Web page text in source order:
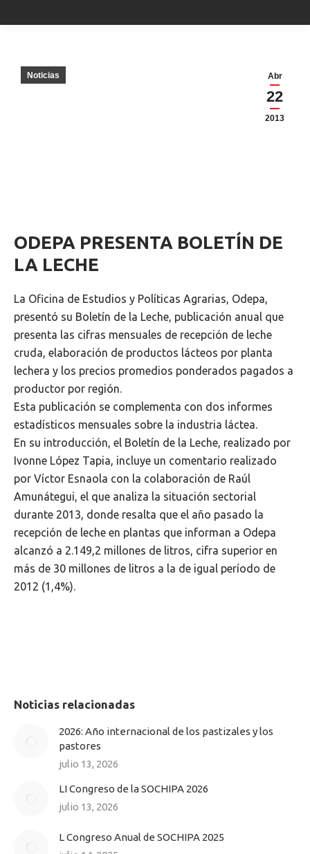
Abr
22
2013
Noticias
ODEPA PRESENTA BOLETÍN DE
LA LECHE
La Oficina de Estudios y Políticas Agrarias, Odepa,
presentó su Boletín de la Leche, publicación anual que
presenta las cifras mensuales de recepción de leche
cruda, elaboración de productos lácteos por planta
lechera y los precios promedios ponderados pagados a
productor por región.
Esta publicación se complementa con dos informes
estadísticos mensuales sobre la industria láctea.
En su introducción, el Boletín de la Leche, realizado por
Ivonne López Tapia, incluye un comentario realizado
por Víctor Esnaola con la colaboración de Raúl
Amunátegui, el que analiza la situación sectorial
durante 2013, donde resalta que el año pasado la
recepción de leche en plantas que informan a Odepa
alcanzó a 2.149,2 millones de litros, cifra superior en
más de 30 millones de litros a la de igual período de
2012 (1,4%).
PUBLICACIONES
Noticias relacionadas
2026: Año internacional de los pastizales y los
pastores
julio 13, 2026
LI Congreso de la SOCHIPA 2026
julio 13, 2026
L Congreso Anual de SOCHIPA 2025